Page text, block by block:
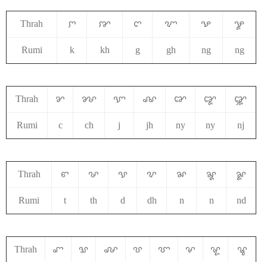
Thrah ꨆ ꨇ ꨈ ꨉ ꨊ ꨋ
Rumi k kh g gh ng ng
Thrah ꨌ ꨍ ꨎ ꨏ ꨐ ꨑ ꨒ
Rumi c ch j jh ny ny nj
Thrah ꨓ ꨔ ꨕ ꨖ ꨗ ꨘ ꨙ
Rumi t th d dh n n nd
Thrah ꨚ ꨛ ꨜ ꨝ ꨞ ꨟ ꨠ ꨡ